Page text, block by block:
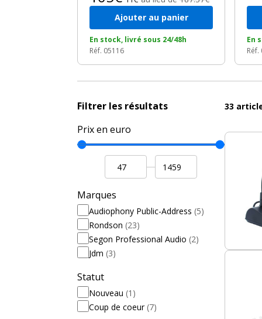
Ajouter au panier
En stock, livré sous 24/48h
Réf. 05116
En
Réf.
Filtrer les résultats
Prix en euro
Marques
Audiophony Public-Address (5)
Rondson (23)
Segon Professional Audio (2)
Jdm (3)
Statut
Nouveau (1)
Coup de coeur (7)
33